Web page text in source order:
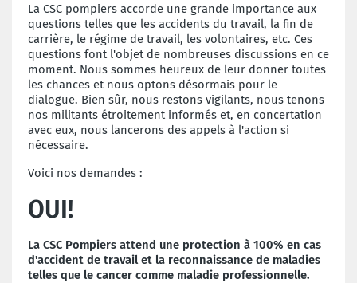
La CSC pompiers accorde une grande importance aux
questions telles que les accidents du travail, la fin de
carrière, le régime de travail, les volontaires, etc. Ces
questions font l'objet de nombreuses discussions en ce
moment. Nous sommes heureux de leur donner toutes
les chances et nous optons désormais pour le
dialogue. Bien sûr, nous restons vigilants, nous tenons
nos militants étroitement informés et, en concertation
avec eux, nous lancerons des appels à l'action si
nécessaire.
Voici nos demandes :
OUI!
La CSC Pompiers attend une protection à 100% en cas
d'accident de travail et la reconnaissance de maladies
telles que le cancer comme maladie professionnelle.